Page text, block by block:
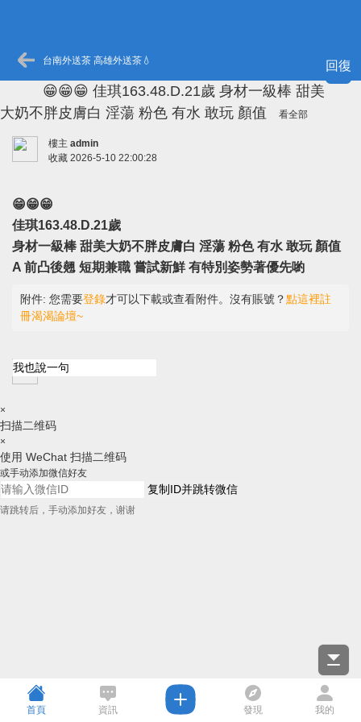
回復
台南外送茶 高雄外送茶💧
😁😁😁 佳琪163.48.D.21歲 身材一級棒 甜美
大奶不胖皮膚白 淫蕩 粉色 有水 敢玩 顏值
看全部
樓主 admin
收藏 2026-5-10 22:00:28
😁😁😁
佳琪163.48.D.21歲
身材一級棒 甜美大奶不胖皮膚白 淫蕩 粉色 有水 敢玩 顏值
A 前凸後翹 短期兼職 嘗試新鮮 有特別姿勢著優先喲
附件: 您需要登錄才可以下載或查看附件。沒有賬號？點這裡註
冊渴渴論壇~
×
扫描二维码
×
使用 WeChat 扫描二维码
或手动添加微信好友
复制ID并跳转微信
请跳转后，手动添加好友，谢谢
首頁 資訊 發現 我的